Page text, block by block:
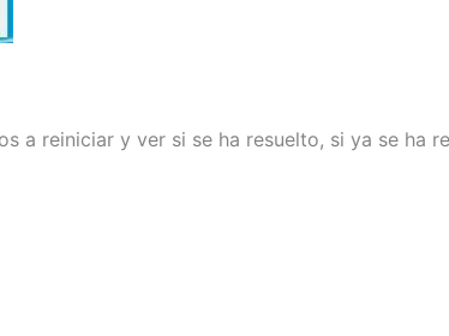
a reiniciar y ver si se ha resuelto, si ya se ha